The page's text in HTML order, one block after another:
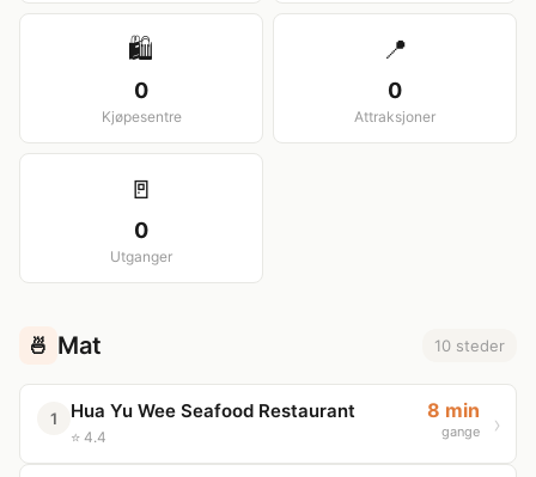
🛍️
0
Kjøpesentre
📍
0
Attraksjoner
🚪
0
Utganger
🍜 Mat 10 steder
1 Hua Yu Wee Seafood Restaurant
⭐ 4.4
8 min
gange